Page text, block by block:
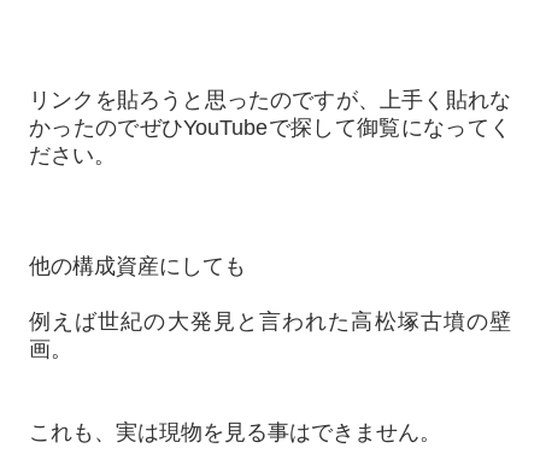
リンクを貼ろうと思ったのですが、上手く貼れな
かったのでぜひYouTubeで探して御覧になってく
ださい。
他の構成資産にしても
例えば世紀の大発見と言われた高松塚古墳の壁
画。
これも、実は現物を見る事はできません。